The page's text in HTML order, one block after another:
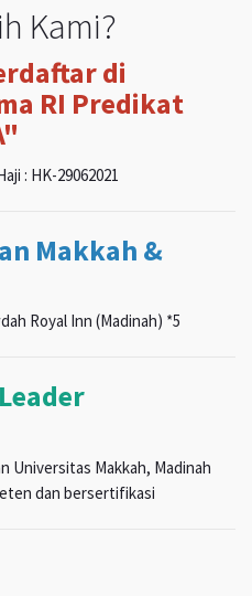
Kami?
di
RI Predikat
: HK-29062021
Makkah &
Royal Inn (Madinah) *5
Universitas Makkah, Madinah
dan bersertifikasi